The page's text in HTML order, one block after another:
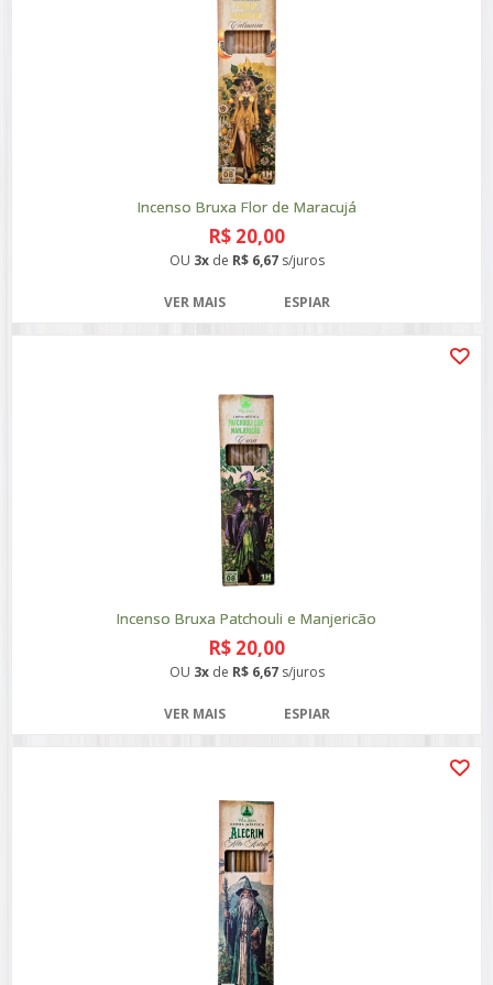
Incenso Bruxa Flor de Maracujá
R$ 20,00
OU 3xde R$ 6,67s/juros
VER MAIS ESPIAR
Incenso Bruxa Patchouli e Manjericão
R$ 20,00
OU 3xde R$ 6,67s/juros
VER MAIS ESPIAR